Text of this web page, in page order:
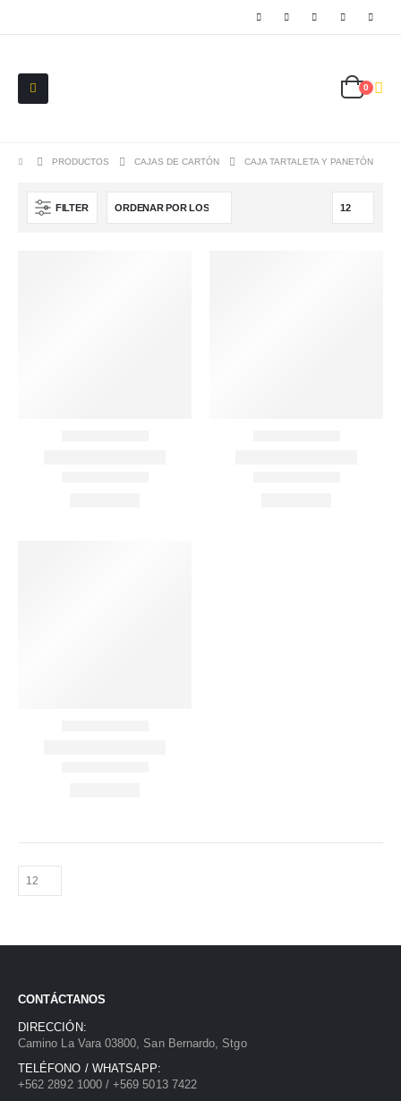
0
PRODUCTOS CAJAS DE CARTÓN CAJA TARTALETA Y PANETÓN
FILTER
CONTÁCTANOS
DIRECCIÓN:
Camino La Vara 03800, San Bernardo, Stgo
TELÉFONO / WHATSAPP:
+562 2892 1000 / +569 5013 7422